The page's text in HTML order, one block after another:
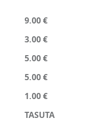
9.00 €
3.00 €
5.00 €
5.00 €
1.00 €
TASUTA